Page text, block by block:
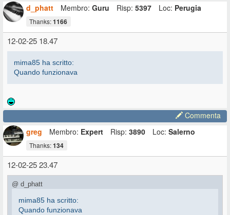
d_phatt
Membro: Guru Risp: 5397 Loc: Perugia
Thanks:1166
12-02-25 18.47
mima85 ha scritto:
Quando funzionava
Commenta
greg
Membro: Expert Risp: 3890 Loc: Salerno
Thanks:134
12-02-25 23.47
@ d_phatt
mima85 ha scritto:
Quando funzionava